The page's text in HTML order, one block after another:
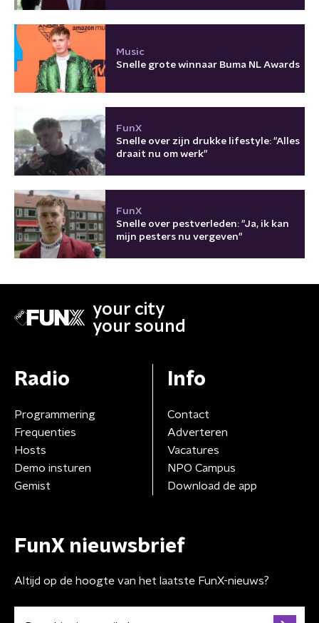
Music
Snelle grote winnaar Buma NL Awards
FunX
Snelle over zijn drukke lifestyle: "Alles
draait nu om werk"
FunX
Snelle over pestverleden: "Ja, ik kan
mijn pesters nu vergeven"
your city
your sound
Radio
Programmering
Frequenties
Hosts
Demo insturen
Gemist
Info
Contact
Adverteren
Vacatures
NPO Campus
Download de app
FunX nieuwsbrief
Altijd op de hoogte van het laatste FunX-nieuws?